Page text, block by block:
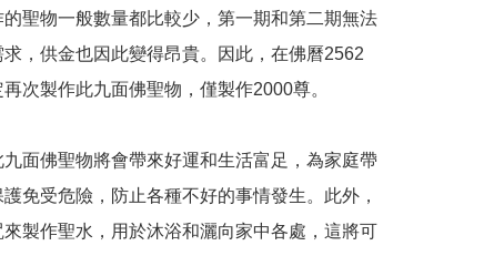
聖物一般數量都比較少，第一期和第二期無法
，供金也因此變得昂貴。因此，在佛曆2562
次製作此九面佛聖物，僅製作2000尊。
面佛聖物將會帶來好運和生活富足，為家庭帶
免受危險，防止各種不好的事情發生。此外，
製作聖水，用於沐浴和灑向家中各處，這將可